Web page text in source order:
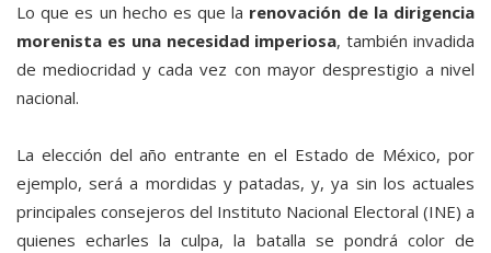
Lo que es un hecho es que la renovación de la dirigencia
morenista es una necesidad imperiosa, también invadida
de mediocridad y cada vez con mayor desprestigio a nivel
nacional.
La elección del año entrante en el Estado de México, por
ejemplo, será a mordidas y patadas, y, ya sin los actuales
principales consejeros del Instituto Nacional Electoral (INE) a
quienes echarles la culpa, la batalla se pondrá color de